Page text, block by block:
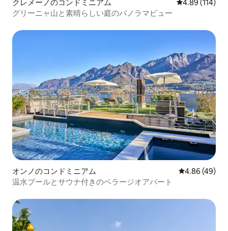
クレメーノのコンドミニアム レビュー114
4.89 (114)
グリーニャ山と素晴らしい庭のパノラマビュー
オンノのコンドミニアム レビュー49
4.86 (49)
温水プールとサウナ付きのベラージオアパート